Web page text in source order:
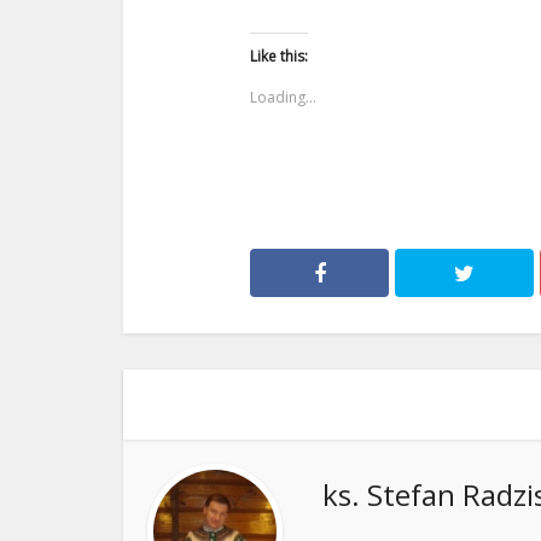
Like this:
Loading...
ks. Stefan